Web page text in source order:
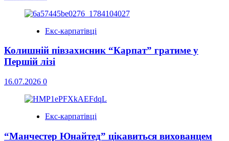
Екс-карпатівці
Колишній півзахисник “Карпат” гратиме у
Першій лізі
16.07.2026 0
Екс-карпатівці
“Манчестер Юнайтед” цікавиться вихованцем